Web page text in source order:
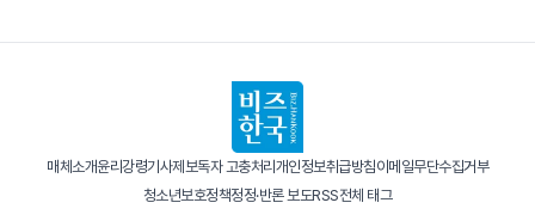
매체소개윤리강령기사제보독자 고충처리 개인정보취급방침이메일무단수집거부
청소년보호정책정정·반론 보도RSS전체 태그